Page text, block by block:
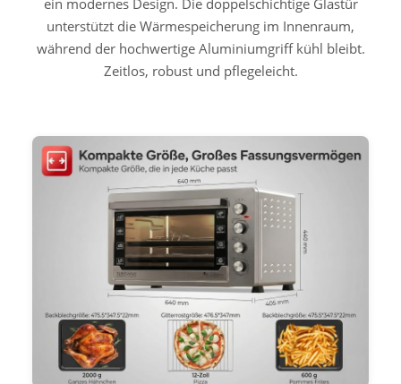
ein modernes Design. Die doppelschichtige Glastür
unterstützt die Wärmespeicherung im Innenraum,
während der hochwertige Aluminiumgriff kühl bleibt.
Zeitlos, robust und pflegeleicht.